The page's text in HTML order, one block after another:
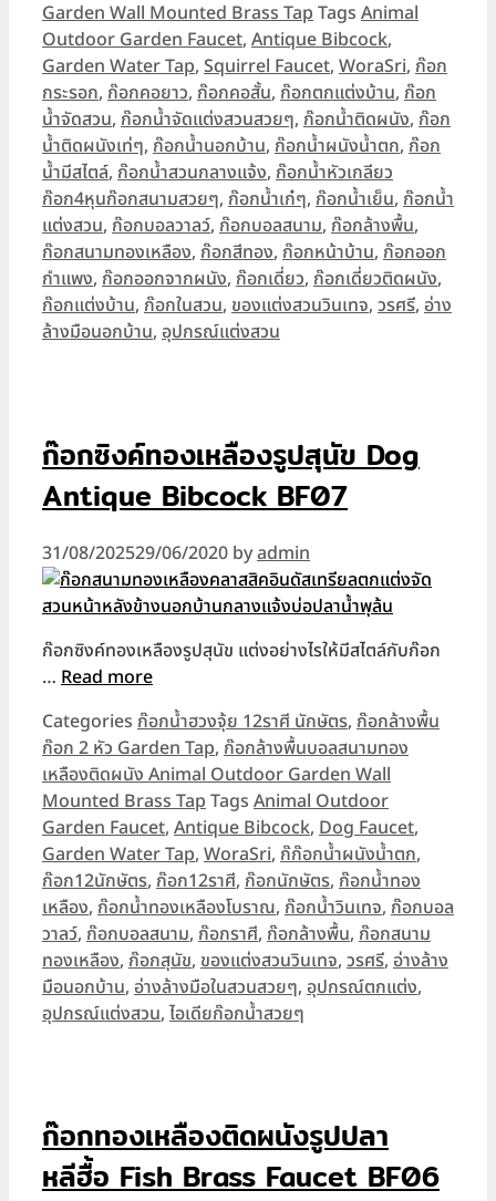
Garden Wall Mounted Brass TapTags Animal
Outdoor Garden Faucet, Antique Bibcock,
Garden Water Tap, Squirrel Faucet, WoraSri, ก๊อก
กระรอก, ก๊อกคอยาว, ก๊อกคอสั้น, ก๊อกตกแต่งบ้าน, ก๊อก
น้ำจัดสวน, ก๊อกน้ำจัดแต่งสวนสวยๆ, ก๊อกน้ำติดผนัง, ก๊อก
น้ำติดผนังเท่ๆ, ก๊อกน้ำนอกบ้าน, ก๊อกน้ำผนังน้ำตก, ก๊อก
น้ำมีสไตล์, ก๊อกน้ำสวนกลางแจ้ง, ก๊อกน้ำหัวเกลียว
ก๊อก4หุนก๊อกสนามสวยๆ, ก๊อกน้ำเก๋ๆ, ก๊อกน้ำเย็น, ก๊อกน้ำ
แต่งสวน, ก๊อกบอลวาลว์, ก๊อกบอลสนาม, ก๊อกล้างพื้น,
ก๊อกสนามทองเหลือง, ก๊อกสีทอง, ก๊อกหน้าบ้าน, ก๊อกออก
กำแพง, ก๊อกออกจากผนัง, ก๊อกเดี่ยว, ก๊อกเดี่ยวติดผนัง,
ก๊อกแต่งบ้าน, ก๊อกในสวน, ของแต่งสวนวินเทจ, วรศรี, อ่าง
ล้างมือนอกบ้าน, อุปกรณ์แต่งสวน
ก๊อกซิงค์ทองเหลืองรูปสุนัข Dog
Antique Bibcock BF07
31/08/202529/06/2020 byadmin
ก๊อกซิงค์ทองเหลืองรูปสุนัข แต่งอย่างไรให้มีสไตล์กับก๊อก
… Read more
Categories ก๊อกน้ำฮวงจุ้ย 12ราศี นักษัตร, ก๊อกล้างพื้น
ก๊อก 2 หัว Garden Tap, ก๊อกล้างพื้นบอลสนามทอง
เหลืองติดผนัง Animal Outdoor Garden Wall
Mounted Brass Tap Tags Animal Outdoor
Garden Faucet, Antique Bibcock, Dog Faucet,
Garden Water Tap, WoraSri, ก๊ก๊อกน้ำผนังน้ำตก,
ก๊อก12นักษัตร, ก๊อก12ราศี, ก๊อกนักษัตร, ก๊อกน้ำทอง
เหลือง, ก๊อกน้ำทองเหลืองโบราณ, ก๊อกน้ำวินเทจ, ก๊อกบอล
วาลว์, ก๊อกบอลสนาม, ก๊อกราศี, ก๊อกล้างพื้น, ก๊อกสนาม
ทองเหลือง, ก๊อกสุนัข, ของแต่งสวนวินเทจ, วรศรี, อ่างล้าง
มือนอกบ้าน, อ่างล้างมือในสวนสวยๆ, อุปกรณ์ตกแต่ง,
อุปกรณ์แต่งสวน, ไอเดียก๊อกน้ำสวยๆ
ก๊อกทองเหลืองติดผนังรูปปลา
หลีฮื้อ Fish Brass Faucet BF06